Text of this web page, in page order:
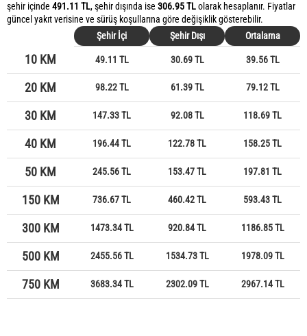
şehir içinde 491.11 TL, şehir dışında ise 306.95 TLolarak hesaplanır. Fiyatlar
güncel yakıt verisine ve sürüş koşullarına göre değişiklik gösterebilir.
Şehir İçi
Şehir Dışı Ortalama
10 KM 49.11 TL 30.69 TL 39.56 TL
20 KM 98.22 TL 61.39 TL 79.12 TL
30 KM 147.33 TL 92.08 TL 118.69 TL
40 KM 196.44 TL 122.78 TL 158.25 TL
50 KM 245.56 TL 153.47 TL 197.81 TL
150 KM 736.67 TL 460.42 TL 593.43 TL
300 KM 1473.34 TL 920.84 TL 1186.85 TL
500 KM 2455.56 TL 1534.73 TL 1978.09 TL
750 KM 3683.34 TL 2302.09 TL 2967.14 TL